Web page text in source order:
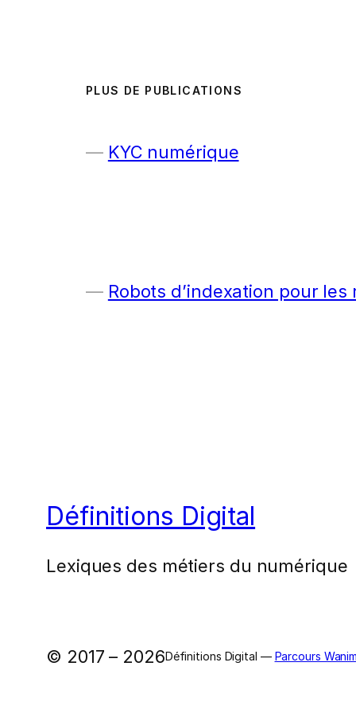
PLUS DE PUBLICATIONS
KYC numérique
Robots d’indexation pour les
Définitions Digital
Lexiques des métiers du numérique
© 2017 – 2026Définitions Digital — Parcours